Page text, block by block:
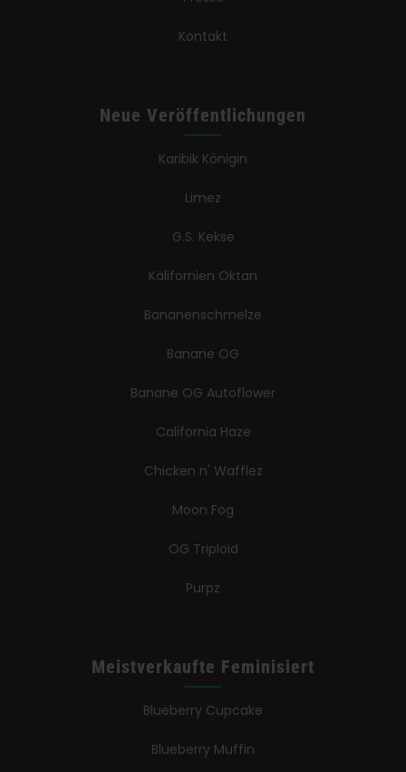
Kontakt
Neue Veröffentlichungen
Karibik Königin
Limez
G.S. Kekse
Kalifornien Oktan
Bananenschmelze
Banane OG
Banane OG Autoflower
California Haze
Chicken n' Wafflez
Moon Fog
OG Triploid
Purpz
Meistverkaufte Feminisiert
Blueberry Cupcake
Blueberry Muffin